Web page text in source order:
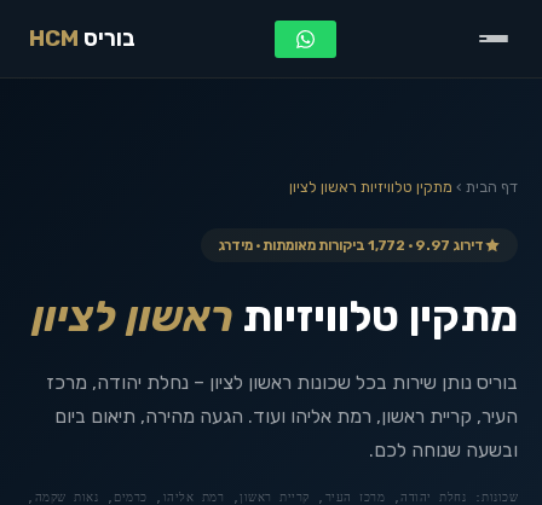
בוריס HCM
דף הבית › מתקין טלוויזיות ראשון לציון
דירוג 9.97 · 1,772 ביקורות מאומתות · מידרג
מתקין טלוויזיות ראשון לציון
בוריס נותן שירות בכל שכונות ראשון לציון – נחלת יהודה, מרכז
העיר, קריית ראשון, רמת אליהו ועוד. הגעה מהירה, תיאום ביום
ובשעה שנוחה לכם.
שכונות: נחלת יהודה, מרכז העיר, קריית ראשון, רמת אליהו, כרמים, נאות שקמה,